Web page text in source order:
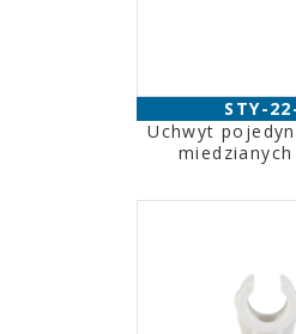
STY-
Uchwyt